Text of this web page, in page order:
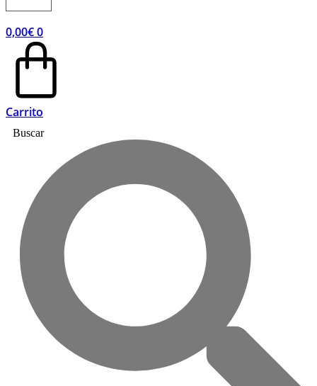
0,00€0
Carrito
Buscar